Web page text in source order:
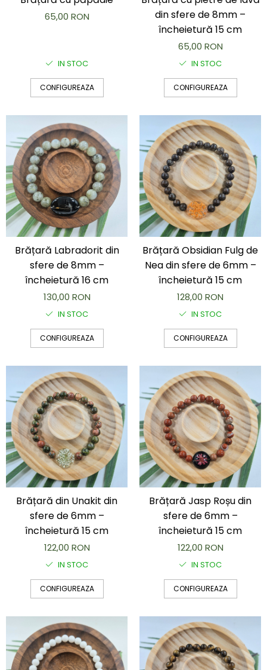
65,00 RON
IN STOC
CONFIGUREAZA
din sfere de 8mm –
încheietură 15 cm
65,00 RON
IN STOC
CONFIGUREAZA
Brățară Labradorit din
sfere de 8mm –
încheietură 16 cm
130,00 RON
IN STOC
CONFIGUREAZA
Brățară Obsidian Fulg de
Nea din sfere de 6mm –
încheietură 15 cm
128,00 RON
IN STOC
CONFIGUREAZA
Brățară din Unakit din
sfere de 6mm –
încheietură 15 cm
122,00 RON
IN STOC
CONFIGUREAZA
Brățară Jasp Roșu din
sfere de 6mm –
încheietură 15 cm
122,00 RON
IN STOC
CONFIGUREAZA